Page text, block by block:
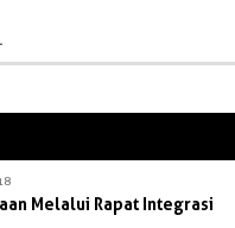
Melalui Rapat Integrasi